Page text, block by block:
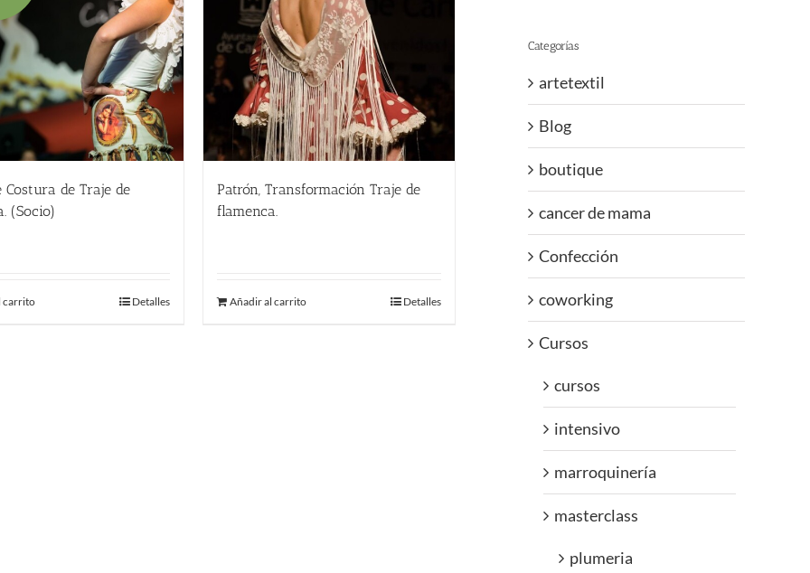
Costura de Traje de
(Socio)
era:
carrito Detalles
Patrón, Transformación Traje de
flamenca.
Añadir al carrito Detalles
Categorías
artetextil
Blog
boutique
cancer de mama
Confección
coworking
Cursos
cursos
intensivo
marroquinería
masterclass
plumeria